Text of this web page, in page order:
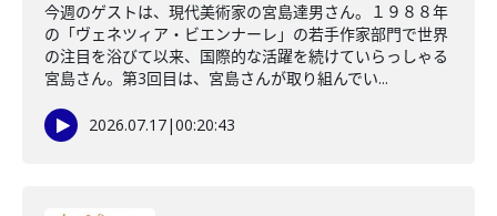
今週のゲストは、現代美術家の宮島達男さん。１９８８年
の「ヴェネツィア・ビエンナーレ」の若手作家部門で世界
の注目を浴びて以来、国際的な活躍を続けていらっしゃる
宮島さん。第3回目は、宮島さんが取り組んでい...
2026.07.17|00:20:43